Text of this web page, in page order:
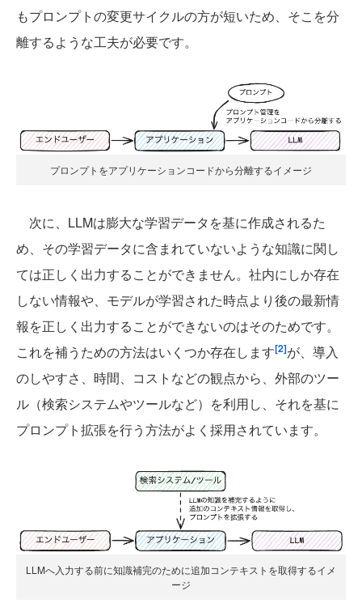
もプロンプトの変更サイクルの方が短いため、そこを分
離するような工夫が必要です。
プロンプトをアプリケーションコードから分離するイメージ
次に、LLMは膨大な学習データを基に作成されるた
め、その学習データに含まれていないような知識に関し
ては正しく出力することができません。社内にしか存在
しない情報や、モデルが学習された時点より後の最新情
報を正しく出力することができないのはそのためです。
これを補うための方法はいくつか存在します[2]が、導入
のしやすさ、時間、コストなどの観点から、外部のツー
ル（検索システムやツールなど）を利用し、それを基に
プロンプト拡張を行う方法がよく採用されています。
LLMへ入力する前に知識補完のために追加コンテキストを取得するイメ
ージ